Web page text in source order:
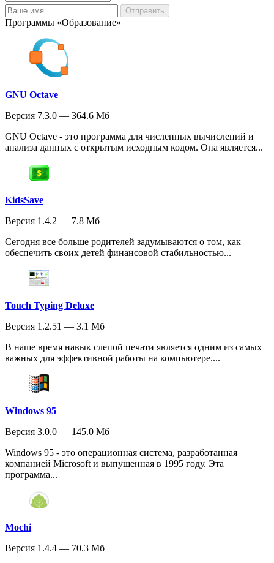
Программы «Образование»
GNU Octave
Версия 7.3.0 — 364.6 Мб
GNU Octave - это программа для численных вычислений и
анализа данных с открытым исходным кодом. Она является...
KidsSave
Версия 1.4.2 — 7.8 Мб
Сегодня все больше родителей задумываются о том, как
обеспечить своих детей финансовой стабильностью...
Touch Typing Deluxe
Версия 1.2.51 — 3.1 Мб
В наше время навык слепой печати является одним из самых
важных для эффективной работы на компьютере....
Windows 95
Версия 3.0.0 — 145.0 Мб
Windows 95 - это операционная система, разработанная
компанией Microsoft и выпущенная в 1995 году. Эта
программа...
Mochi
Версия 1.4.4 — 70.3 Мб